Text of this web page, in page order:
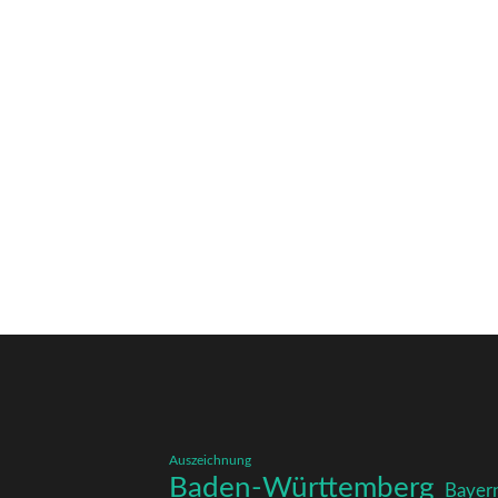
Auszeichnung
Baden-Württemberg